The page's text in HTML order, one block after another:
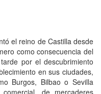
el reino de Castilla desde
como consecuencia del
por el descubrimiento
en sus ciudades,
Burgos, Bilbao o Sevilla
de mercaderes